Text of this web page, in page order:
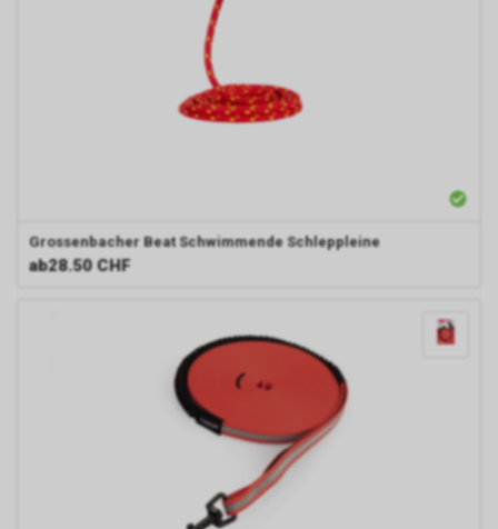
Grossenbacher Beat Schwimmende Schleppleine
ab28.50 CHF